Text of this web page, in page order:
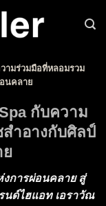
ามร่วมมือที่หลอมรวม
นคลาย
กับความ
ำอางกับศิลป์
การผ่อนคลาย สู่
นด์ไฮแอท เอราวัณ